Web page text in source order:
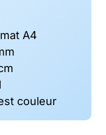
A4
couleur